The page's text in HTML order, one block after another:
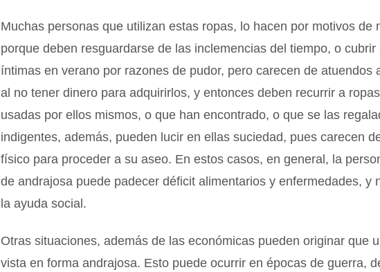
Muchas personas que utilizan estas ropas, lo hacen por motivos de
porque deben resguardarse de las inclemencias del tiempo, o cubrir
íntimas en verano por razones de pudor, pero carecen de atuendos
al no tener dinero para adquirirlos, y entonces deben recurrir a
usadas por ellos mismos, o que han encontrado, o que se las
indigentes, además, pueden lucir en ellas suciedad, pues carecen
físico para proceder a su aseo. En estos casos, en general, la
de andrajosa puede padecer déficit alimentarios y enfermedades, y
la ayuda social.
Otras situaciones, además de las económicas pueden originar que
vista en forma andrajosa. Esto puede ocurrir en épocas de guerra,